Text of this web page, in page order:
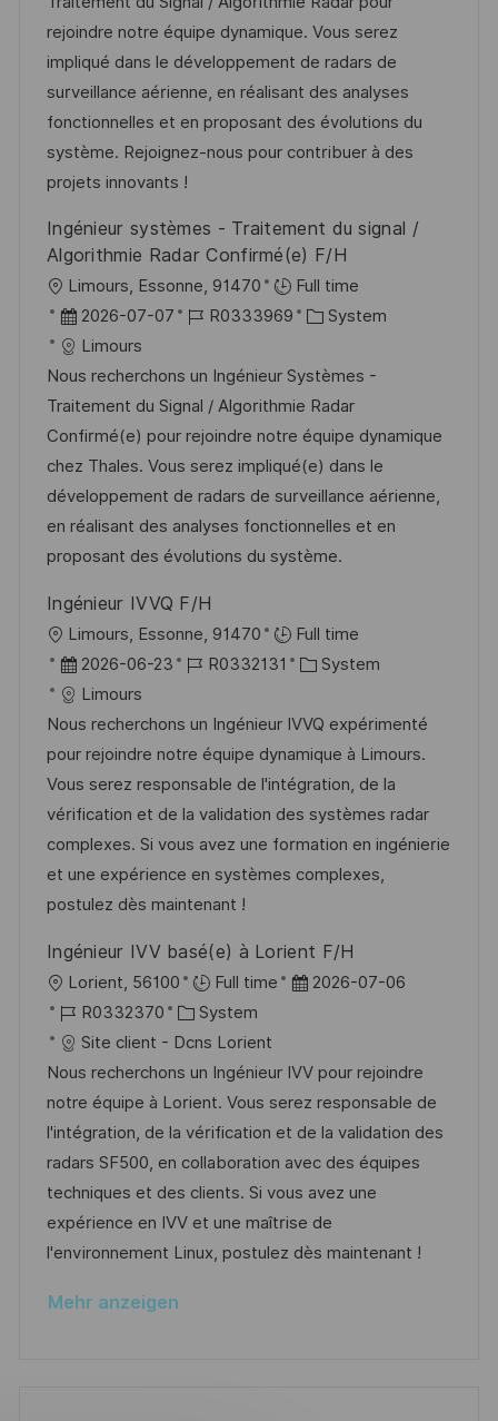
i
c
n
m
d
e
r
V
e
ö
e
n
g
I
D
g
o
r
i
e
rejoindre notre équipe dynamique. Vous serez
impliqué dans le développement de radars de
surveillance aérienne, en réalisant des analyses
fonctionnelles et en proposant des évolutions du
système. Rejoignez-nous pour contribuer à des
projets innovants !
Ingénieur systèmes - Traitement du signal /
Algorithmie Radar Confirmé(e) F/H
O
r
t
Limours, Essonne, 91470
Full time
D
a
t
u
m
d
e
r
V
r
ö
f
f
e
n
t
l
i
c
h
u
n
g
2026-07-07
J
b
-
I
D
R0333969
K
t
e
g
o
r
i
e
System
Limours
Nous recherchons un Ingénieur Systèmes -
Traitement du Signal / Algorithmie Radar
Confirmé(e) pour rejoindre notre équipe dynamique
chez Thales. Vous serez impliqué(e) dans le
développement de radars de surveillance aérienne,
en réalisant des analyses fonctionnelles et en
proposant des évolutions du système.
Ingénieur IVVQ F/H
O
r
t
Limours, Essonne, 91470
Full time
D
a
t
u
m
d
e
r
V
r
ö
f
f
e
n
t
l
i
c
h
u
2026-06-23
J
b
-
I
D
R0332131
K
t
e
g
o
r
i
System
Limours
Nous recherchons un Ingénieur IVVQ expérimenté
pour rejoindre notre équipe dynamique à Limours.
Vous serez responsable de l'intégration, de la
vérification et de la validation des systèmes radar
complexes. Si vous avez une formation en ingénierie
et une expérience en systèmes complexes,
postulez dès maintenant !
Ingénieur IVV basé(e) à Lorient F/H
O
r
t
Lorient, 56100 Full time
D
u
m
d
e
r
V
e
2026-07-06
J
o
b
-
I
D
R0332370
K
a
t
e
g
o
r
i
e
System
Site client - Dcns Lorient
Nous recherchons un Ingénieur IVV pour rejoindre
notre équipe à Lorient. Vous serez responsable de
l'intégration, de la vérification et de la validation des
radars SF500, en collaboration avec des équipes
techniques et des clients. Si vous avez une
expérience en IVV et une maîtrise de
l'environnement Linux, postulez dès maintenant !
Mehr anzeigen